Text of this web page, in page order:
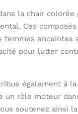
la chair
Ces
femmes enceintes
pour lutter
également à
un rôle moteur
soutenez ainsi